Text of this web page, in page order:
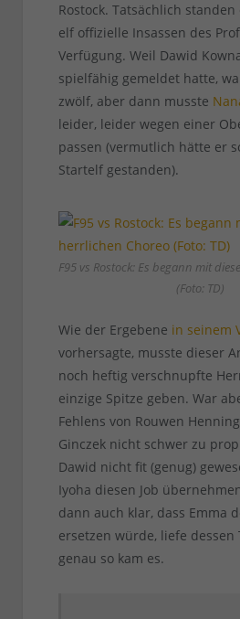
Rostock. Tatsächlich
elf offizielle Insassen des
Verfügung. Weil Dawid
spielfähig gemeldet hatte,
zwölf, aber dann musste
leider, leider wegen einer
passen (vermutlich hätte er
Startelf gestanden).
F95 vs Rostock: Es begann mit
(Foto: TD)
Wie der Ergebene in seinem
vorhersagte, musste dieser
noch heftig verschnupfte
einzige Spitze geben. War
Fehlens von Rouwen
Ginczek nicht schwer zu
Dawid nicht fit (genug)
Iyoha diesen Job
dann auch klar, dass Emma
ersetzen würde, liefe dessen
genau so kam es.